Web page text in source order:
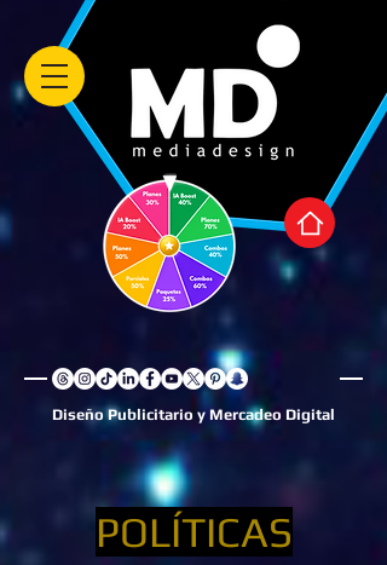
Diseño Publicitario y Mercadeo Digital
POLÍTICAS